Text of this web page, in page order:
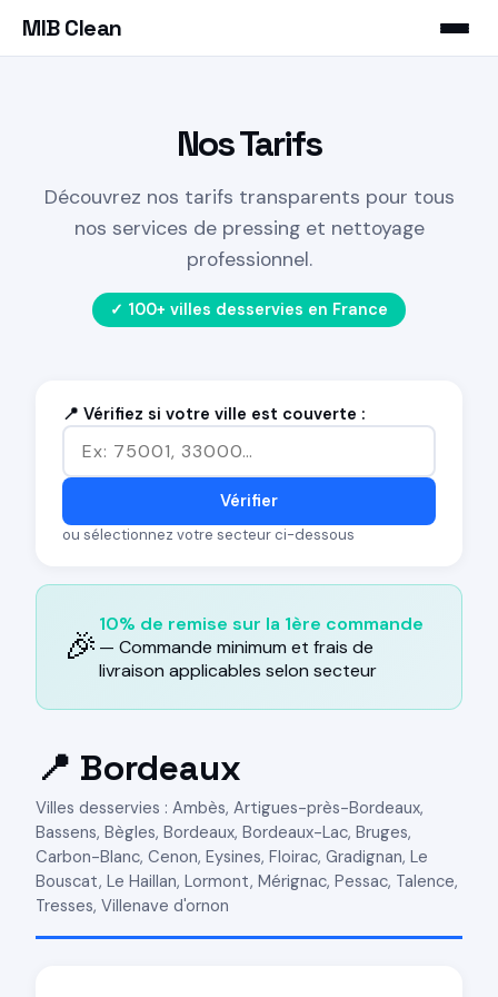
MIB Clean
Nos Tarifs
Découvrez nos tarifs transparents pour tous
nos services de pressing et nettoyage
professionnel.
✓ 100+ villes desservies en France
📍 Vérifiez si votre ville est couverte :
Vérifier
ou sélectionnez votre secteur ci-dessous
🎉 10% de remise sur la 1ère commande
— Commande minimum et frais de
livraison applicables selon secteur
📍 Bordeaux
Villes desservies : Ambès, Artigues-près-Bordeaux,
Bassens, Bègles, Bordeaux, Bordeaux-Lac, Bruges,
Carbon-Blanc, Cenon, Eysines, Floirac, Gradignan, Le
Bouscat, Le Haillan, Lormont, Mérignac, Pessac, Talence,
Tresses, Villenave d'ornon